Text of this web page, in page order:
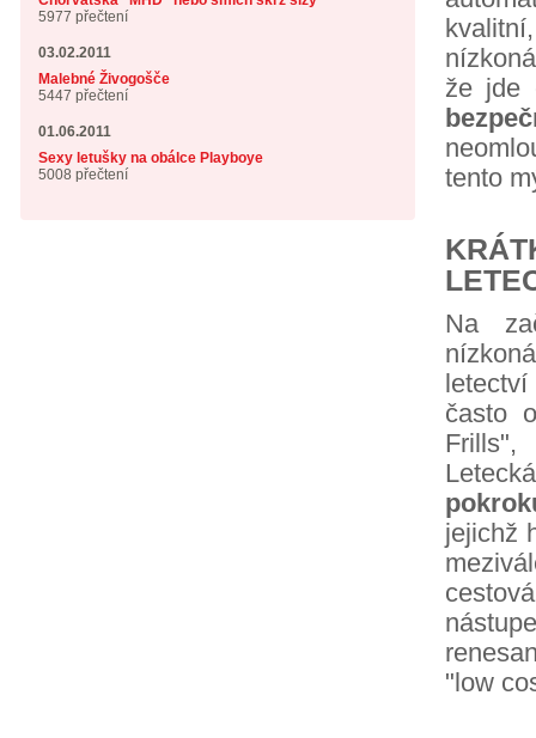
5977 přečtení
03.02.2011
Malebné Živogošče
5447 přečtení
01.06.2011
Sexy letušky na obálce Playboye
5008 přečtení
že jde
tento
Na
často
jejichž
"low